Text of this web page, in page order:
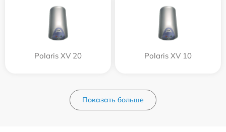
Polaris XV 20 Polaris XV 10
Показать больше